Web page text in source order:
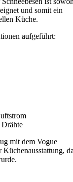
und somit ein
Küche.
aufgeführt:
mit dem Vogue
Küchenausstattung,